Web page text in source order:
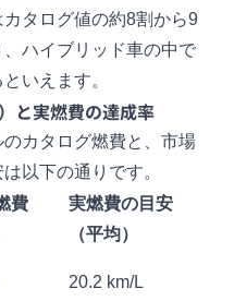
タログ値の約8割から9
ハイブリッド車の中で
いえます。
と実燃費の達成率
カタログ燃費と、市場
以下の通りです。
費
実燃費の目安
（平均）
20.2 km/L